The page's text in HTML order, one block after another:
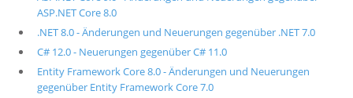
ASP.NET Core 8.0
.NET 8.0 - Änderungen und Neuerungen gegenüber .NET 7.0
C# 12.0 - Neuerungen gegenüber C# 11.0
Entity Framework Core 8.0 - Änderungen und Neuerungen
gegenüber Entity Framework Core 7.0